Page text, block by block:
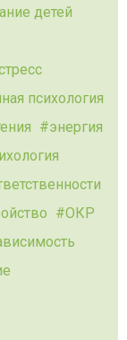
детей
психология
энергия
ОКР